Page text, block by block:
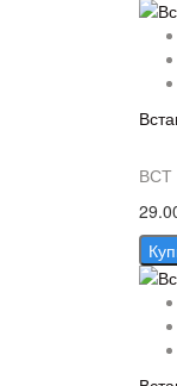
ВСТ